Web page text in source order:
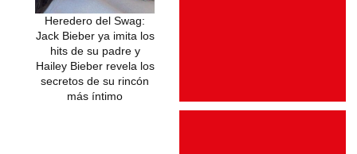
Heredero del Swag:
Jack Bieber ya imita los
hits de su padre y
Hailey Bieber revela los
secretos de su rincón
más íntimo